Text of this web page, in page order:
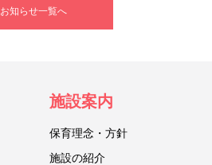
お知らせ一覧へ
施設案内
保育理念・方針
施設の紹介